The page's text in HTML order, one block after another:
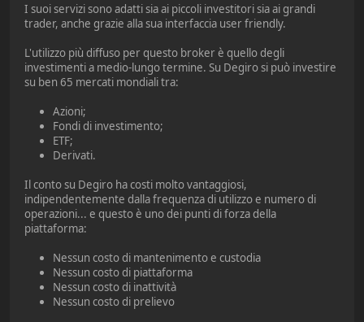
I suoi servizi sono adatti sia ai piccoli investitori sia ai grandi
trader, anche grazie alla sua interfaccia user friendly.
L'utilizzo più diffuso per questo broker è quello degli
investimenti a medio-lungo termine. Su Degiro si può investire
su ben 65 mercati mondiali tra:
Azioni;
Fondi di investimento;
ETF;
Derivati.
Il conto su Degiro ha costi molto vantaggiosi,
indipendentemente dalla frequenza di utilizzo e numero di
operazioni... e questo è uno dei punti di forza della
piattaforma:
Nessun costo di mantenimento e custodia
Nessun costo di piattaforma
Nessun costo di inattività
Nessun costo di prelievo